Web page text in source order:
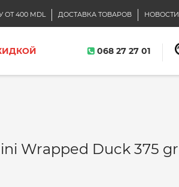
400 MDL ДОСТАВКА ТОВАРОВ НОВОСТИ
068 27 27 01
Wrapped Duck 375 gr